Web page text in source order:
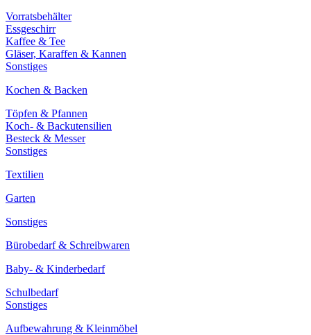
Vorratsbehälter
Essgeschirr
Kaffee & Tee
Gläser, Karaffen & Kannen
Sonstiges
Kochen & Backen
Töpfen & Pfannen
Koch- & Backutensilien
Besteck & Messer
Sonstiges
Textilien
Garten
Sonstiges
Bürobedarf & Schreibwaren
Baby- & Kinderbedarf
Schulbedarf
Sonstiges
Aufbewahrung & Kleinmöbel